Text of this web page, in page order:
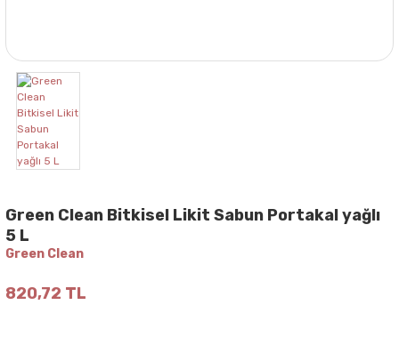
Green Clean Bitkisel Likit Sabun Portakal yağlı
5 L
Green Clean
820,72 TL